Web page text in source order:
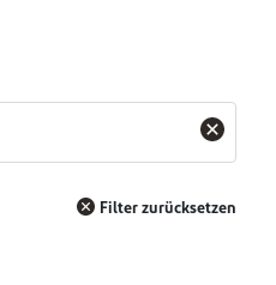
Filter zurücksetzen